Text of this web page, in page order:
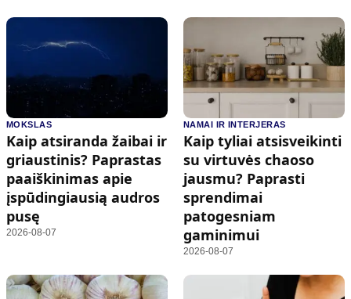
MOKSLAS
Kaip atsiranda žaibai ir
griaustinis? Paprastas
paaiškinimas apie
įspūdingiausią audros
pusę
2026-08-07
NAMAI IR INTERJERAS
Kaip tyliai atsisveikinti
su virtuvės chaoso
jausmu? Paprasti
sprendimai
patogesniam
gaminimui
2026-08-07